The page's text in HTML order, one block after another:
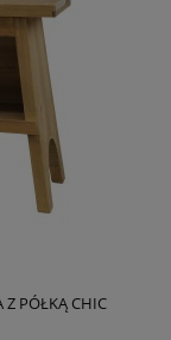
Z PÓŁKĄ CHIC